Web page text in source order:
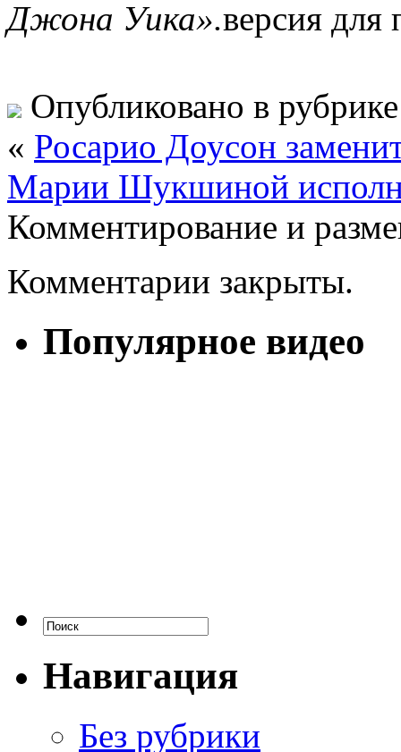
Джона Уика».версия для
Опубликовано в
« Росарио Доусон
Марии Шукшиной
Комментирование и
Комментарии закрыты.
Популярное видео
Навигация
Без рубрики